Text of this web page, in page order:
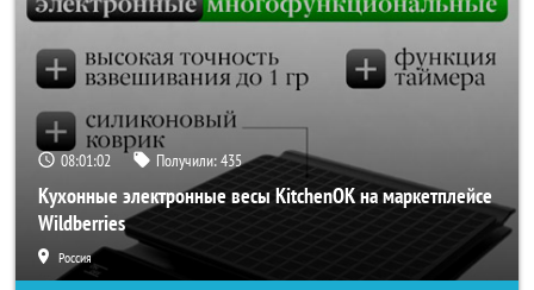
08:01:00 Получили:435
Кухонные электронные весы KitchenOK на маркетплейсе
Wildberries
Россия